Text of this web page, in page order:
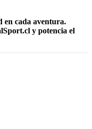
en cada aventura.
y potencia el